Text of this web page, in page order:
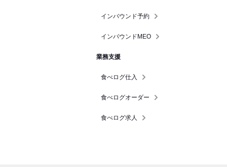
インバウンド予約
インバウンドMEO
業務支援
食べログ仕入
食べログオーダー
食べログ求人